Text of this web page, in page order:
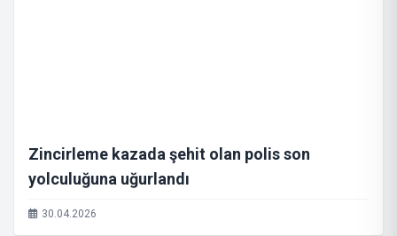
Zincirleme kazada şehit olan polis son
yolculuğuna uğurlandı
30.04.2026